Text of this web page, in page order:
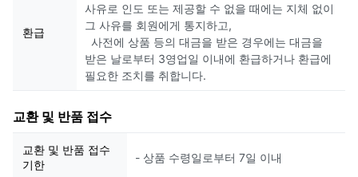
환급
사유로 인도 또는 제공할 수 없을 때에는 지체 없이
그 사유를 회원에게 통지하고,
사전에 상품 등의 대금을 받은 경우에는 대금을
받은 날로부터 3영업일 이내에 환급하거나 환급에
필요한 조치를 취합니다.
교환 및 반품 접수
교환 및 반품 접수
기한
- 상품 수령일로부터 7일 이내